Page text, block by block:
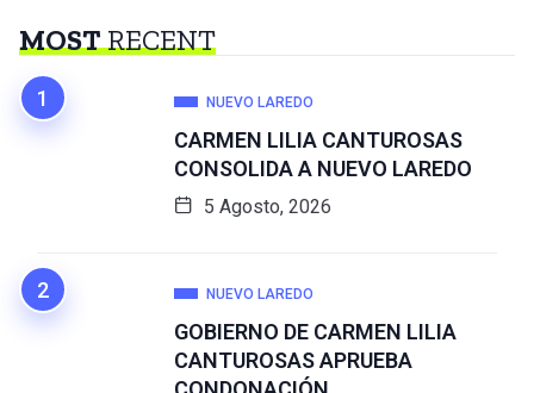
MOSTRECENT
NUEVO LAREDO
CARMEN LILIA CANTUROSAS
CONSOLIDA A NUEVO LAREDO
5 Agosto, 2026
NUEVO LAREDO
GOBIERNO DE CARMEN LILIA
CANTUROSAS APRUEBA